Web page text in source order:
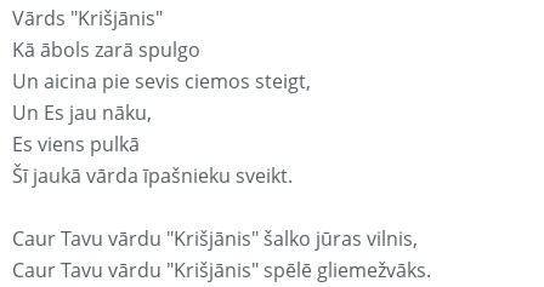
Vārds "Krišjānis"
Kā ābols zarā spulgo
Un aicina pie sevis ciemos steigt,
Un Es jau nāku,
Es viens pulkā
Šī jaukā vārda īpašnieku sveikt.
Caur Tavu vārdu "Krišjānis" šalko jūras vilnis,
Caur Tavu vārdu "Krišjānis" spēlē gliemežvāks.